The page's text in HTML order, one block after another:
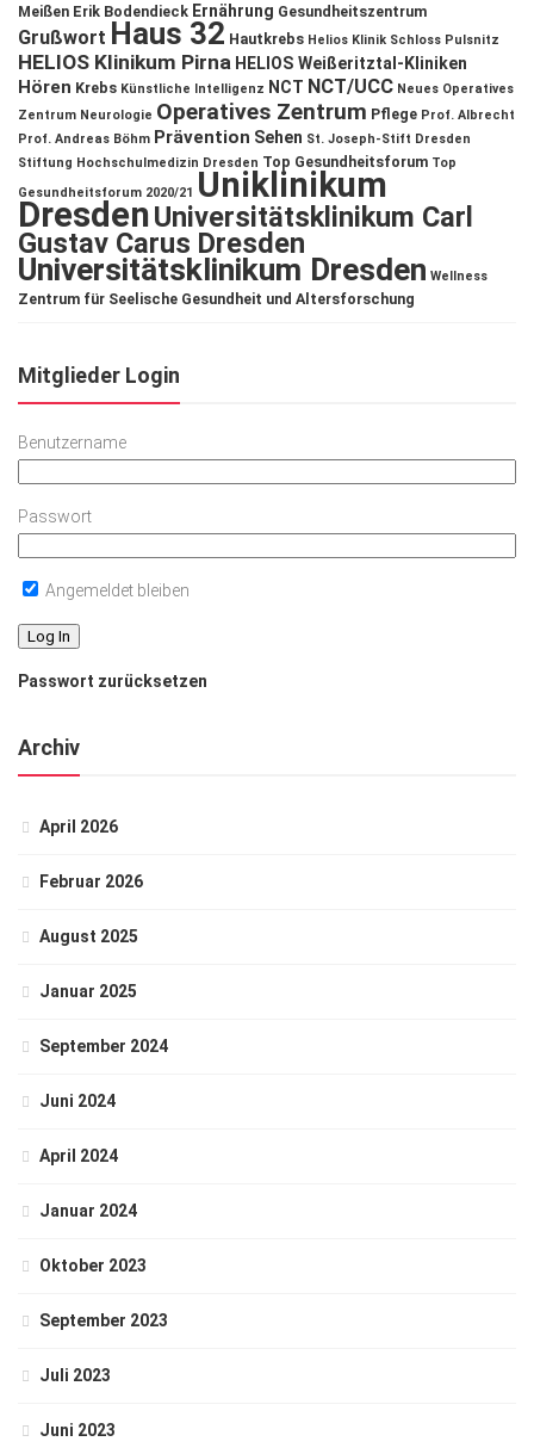
Meißen Erik Bodendieck Ernährung Gesundheitszentrum
Grußwort Haus 32 Hautkrebs Helios Klinik Schloss Pulsnitz
HELIOS Klinikum Pirna HELIOS Weißeritztal-Kliniken
Hören Krebs Künstliche Intelligenz NCT NCT/UCC Neues Operatives
Zentrum Neurologie Operatives Zentrum Pflege Prof. Albrecht
Prof. Andreas Böhm Prävention Sehen St. Joseph-Stift Dresden
Stiftung Hochschulmedizin Dresden Top Gesundheitsforum Top
Gesundheitsforum 2020/21 Uniklinikum
DresdenUniversitätsklinikum Carl
Gustav Carus Dresden
Universitätsklinikum Dresden Wellness
Zentrum für Seelische Gesundheit und Altersforschung
Mitglieder Login
Benutzername
Passwort
Angemeldet bleiben
Passwort zurücksetzen
Archiv
April 2026
Februar 2026
August 2025
Januar 2025
September 2024
Juni 2024
April 2024
Januar 2024
Oktober 2023
September 2023
Juli 2023
Juni 2023